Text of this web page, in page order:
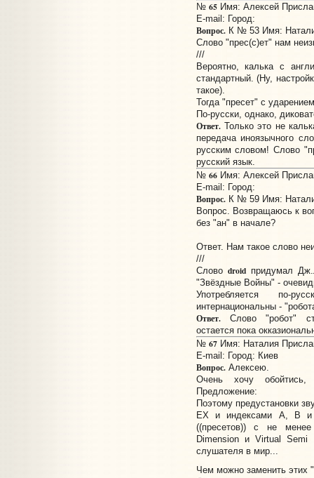
№ 65Имя: Алексей
E-mail: Город:
Вопрос.К № 53 Имя:
Слово "прес(с)ет" нам
///
Вероятно, калька с
стандартный. (Ну,
такое).
Тогда "пресет" с
По-русски, однако,
Ответ.Только это не
передача иноязычного
русским словом! Слово
русский язык.
№ 66Имя: Алексей
E-mail: Город:
Вопрос.К № 59 Имя:
Вопрос. Возвращаюсь к
без "ан" в начале?
Ответ. Нам такое слово
///
Слово droidпридумал
"Звёздные Войны" -
Употребляется по-
интернациональны -
Ответ.Слово "робот"
остается пока
№ 67Имя: Наталия
E-mail: Город: Киев
Вопрос.Алексею.
Очень хочу
Предложение:
Поэтому предустановки
EX и индексами A, B и
((пресетов)) с не
Dimension и Virtual Semi
слушателя в мир...
Чем можно заменить этих